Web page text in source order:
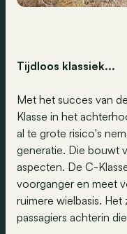
Tijdloos klassiek...
Met het succes van
Klasse in het
al te grote risico's
generatie. Die bouwt
aspecten. De C-
voorganger en meet
ruimere wielbasis.
passagiers achterin